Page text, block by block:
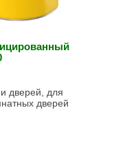
дверей, для
дверей